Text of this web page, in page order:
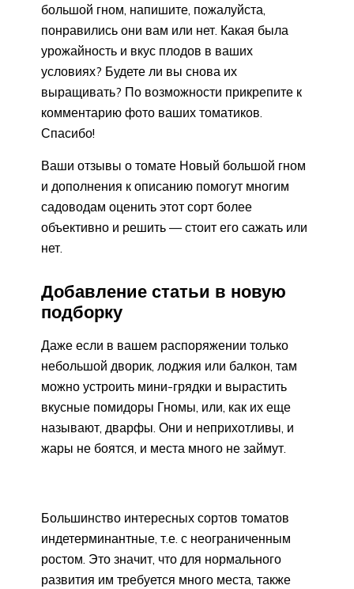
большой гном, напишите, пожалуйста,
понравились они вам или нет. Какая была
урожайность и вкус плодов в ваших
условиях? Будете ли вы снова их
выращивать? По возможности прикрепите к
комментарию фото ваших томатиков.
Спасибо!
Ваши отзывы о томате Новый большой гном
и дополнения к описанию помогут многим
садоводам оценить этот сорт более
объективно и решить — стоит его сажать или
нет.
Добавление статьи в новую
подборку
Даже если в вашем распоряжении только
небольшой дворик, лоджия или балкон, там
можно устроить мини-грядки и вырастить
вкусные помидоры Гномы, или, как их еще
называют, дварфы. Они и неприхотливы, и
жары не боятся, и места много не займут.
Большинство интересных сортов томатов
индетерминантные, т.е. с неограниченным
ростом. Это значит, что для нормального
развития им требуется много места, также